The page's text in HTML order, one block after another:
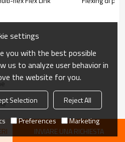
e scatola
e gli
INVIARE UNA RICHIESTA
settings
you with the best possible
us to analyze user behavior in
the website for you.
Selection
Reject All
Preferences Marketing